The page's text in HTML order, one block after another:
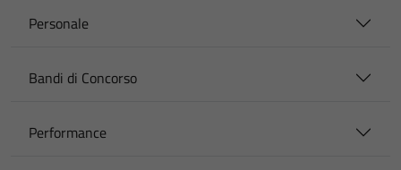
Personale
Bandi di Concorso
Performance